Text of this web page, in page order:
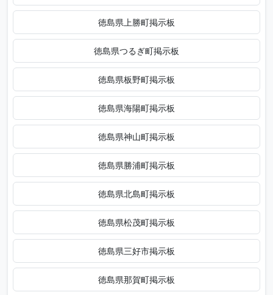
徳島県上勝町掲示板
徳島県つるぎ町掲示板
徳島県板野町掲示板
徳島県海陽町掲示板
徳島県神山町掲示板
徳島県勝浦町掲示板
徳島県北島町掲示板
徳島県松茂町掲示板
徳島県三好市掲示板
徳島県那賀町掲示板